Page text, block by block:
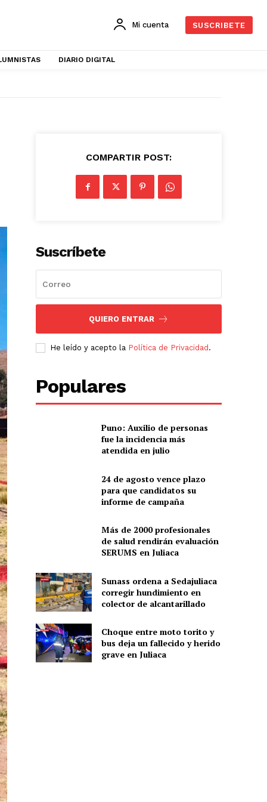
Mi cuenta SUSCRIBETE
DIARIO DIGITAL
COMPARTIR POST:
Suscríbete
QUIERO ENTRAR
He leído y acepto la Política de Privacidad .
Populares
Puno: Auxilio de personas
fue la incidencia más
atendida en julio
24 de agosto vence plazo
para que candidatos su
informe de campaña
Más de 2000 profesionales
de salud rendirán evaluación
SERUMS en Juliaca
Sunass ordena a Sedajuliaca
corregir hundimiento en
colector de alcantarillado
Choque entre moto torito y
bus deja un fallecido y herido
grave en Juliaca